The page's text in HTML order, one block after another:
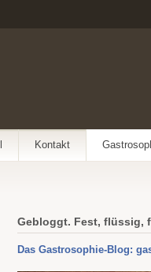
Kontakt
Gebloggt. Fest, flüssig,
Das Gastrosophie-Blog: